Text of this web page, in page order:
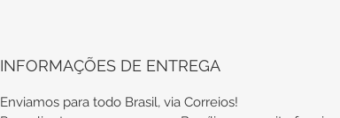
INFORMAÇÕES DE ENTREGA
Enviamos para todo Brasil, via Correios!